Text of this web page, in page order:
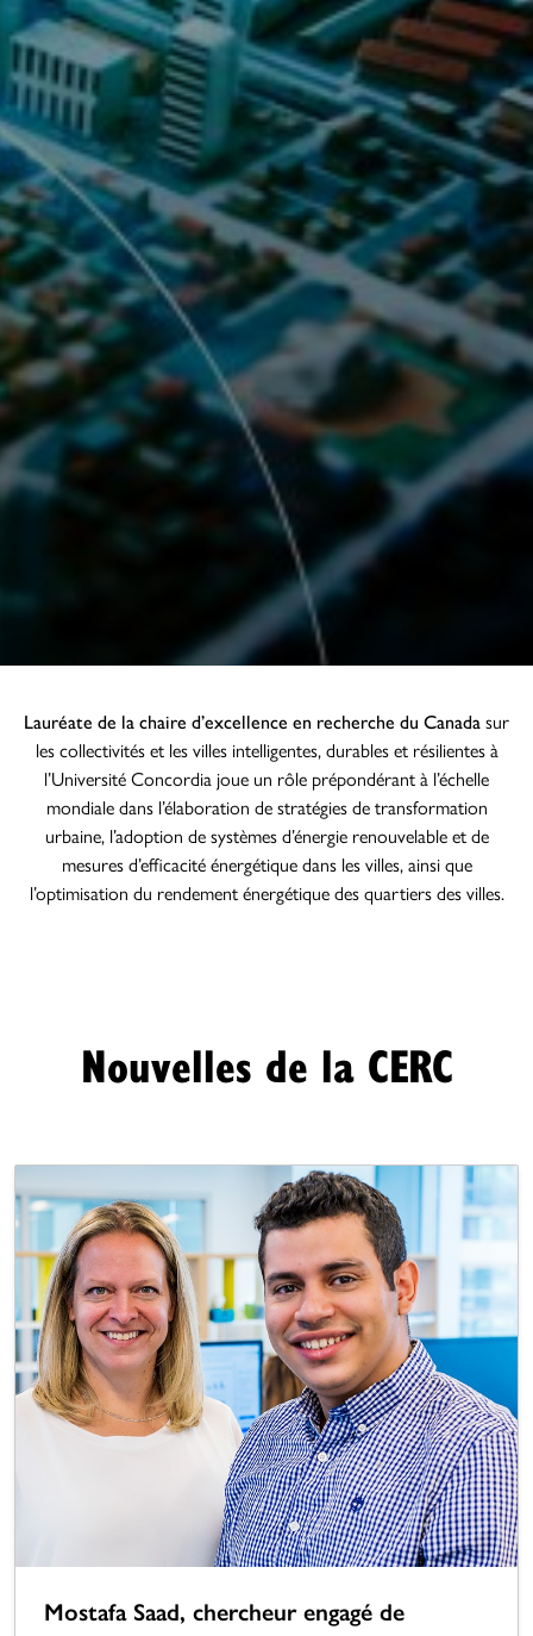
Lauréate de la chaire d’excellence en recherche du Canada sur
les collectivités et les villes intelligentes, durables et résilientes à
l’Université Concordia joue un rôle prépondérant à l’échelle
mondiale dans l’élaboration de stratégies de transformation
urbaine, l’adoption de systèmes d’énergie renouvelable et de
mesures d’efficacité énergétique dans les villes, ainsi que
l’optimisation du rendement énergétique des quartiers des villes.
Nouvelles de la CERC
Mostafa Saad, chercheur engagé de